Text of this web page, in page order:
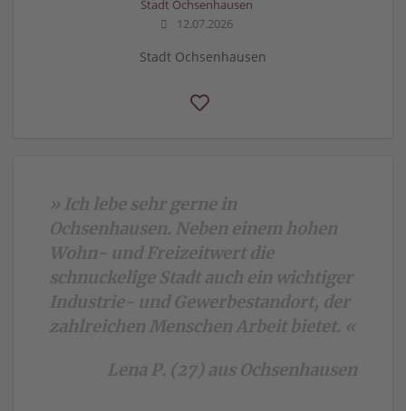
Stadt Ochsenhausen
12.07.2026
Stadt Ochsenhausen
» Ich lebe sehr gerne in
Ochsenhausen. Neben einem hohen
Wohn- und Freizeitwert die
schnuckelige Stadt auch ein wichtiger
Industrie- und Gewerbestandort, der
zahlreichen Menschen Arbeit bietet. «
Lena P. (27) aus Ochsenhausen